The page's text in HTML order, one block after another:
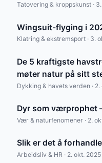
Tatovering & kroppskunst ·
Wingsuit-flyging i
Klatring & ekstremsport · 3.
De 5 kraftigste
møter natur på sitt
Dykking & havets verden · 2.
Dyr som værprophet
Vær & naturfenomener · 2.
Slik er det å
Arbeidsliv & HR · 2. okt. 2025